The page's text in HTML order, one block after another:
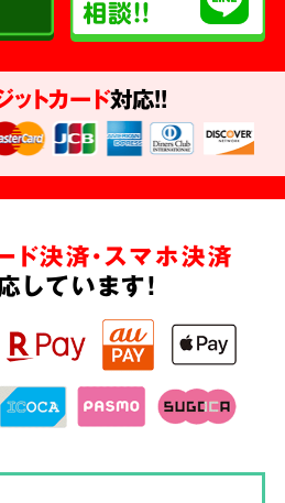
ットカード対応!!
ド決済・スマホ決済
しています!